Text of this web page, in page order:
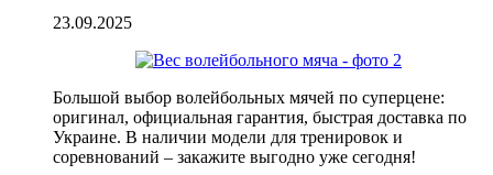
23.09.2025
Большой выбор волейбольных мячей по суперцене:
оригинал, официальная гарантия, быстрая доставка по
Украине. В наличии модели для тренировок и
соревнований – закажите выгодно уже сегодня!